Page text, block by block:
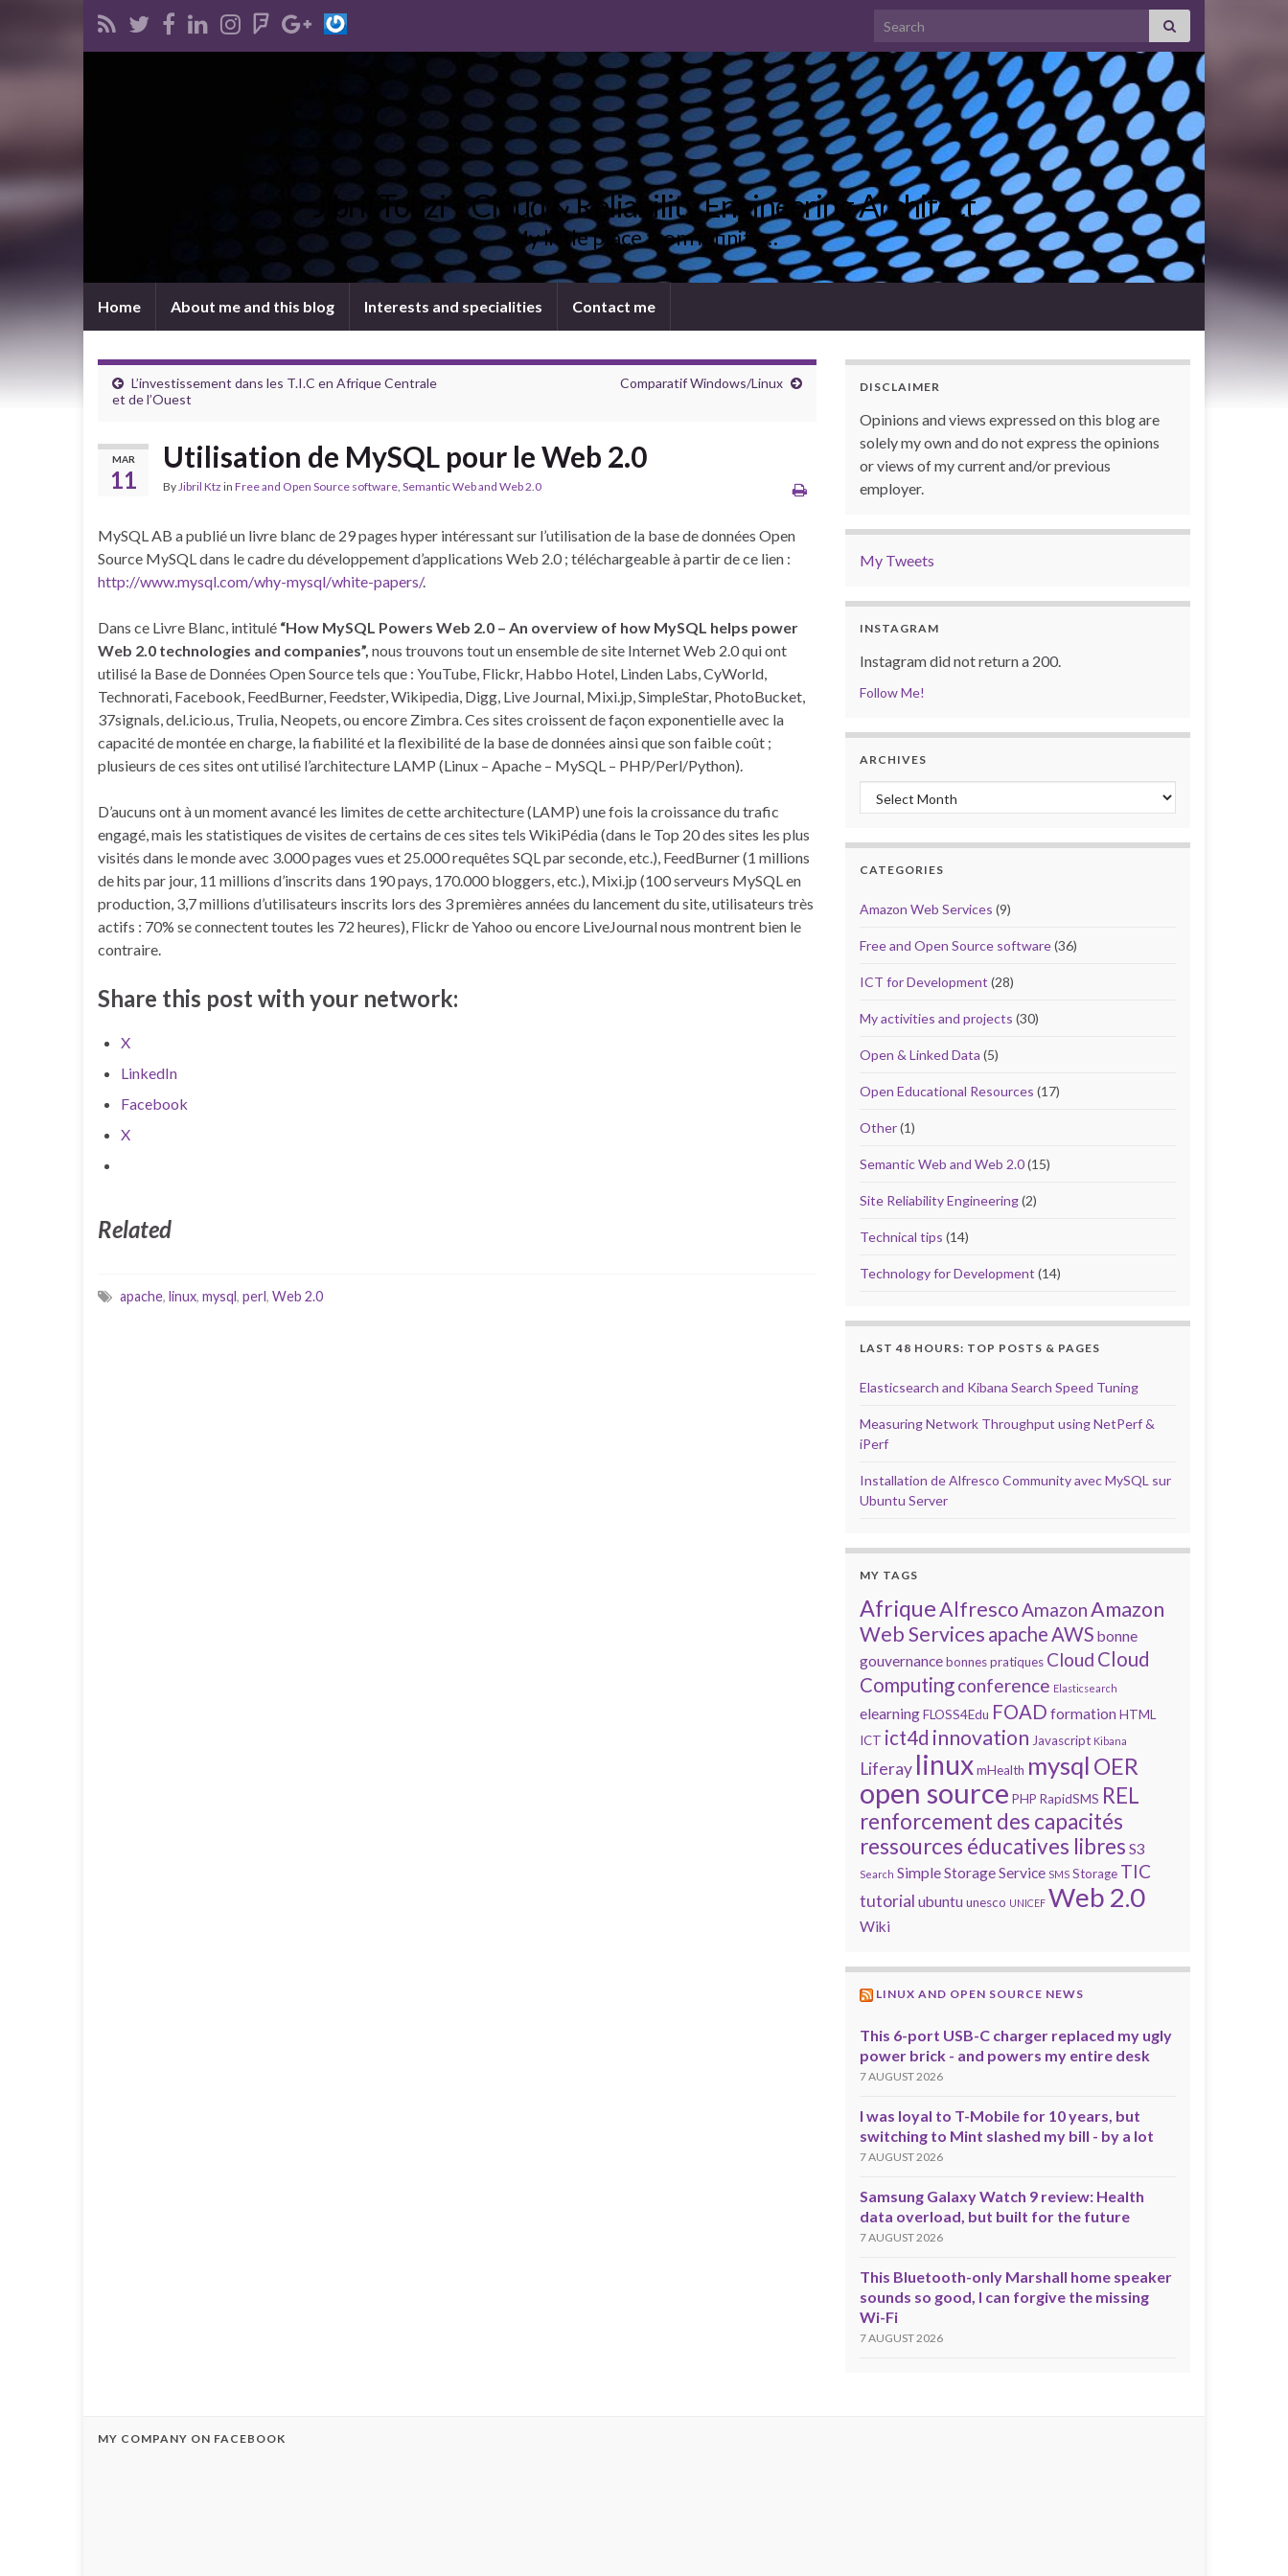
Search for:
Jibril Touzi – Cloud & Reliability Engineering Architect
My little place from infinity…
Home About me and this blog Interests and specialities Contact me
L’investissement dans les T.I.C en Afrique Centrale
et de l’Ouest
Comparatif Windows/Linux
MAR
11
Utilisation de MySQL pour le Web 2.0
ByJibril Ktz in Free and Open Source software, Semantic Web and Web 2.0
MySQL AB a publié un livre blanc de 29 pages hyper intéressant sur l’utilisation de la base de données Open
Source MySQL dans le cadre du développement d’applications Web 2.0 ; téléchargeable à partir de ce lien :
http://www.mysql.com/why-mysql/white-papers/.
Dans ce Livre Blanc, intitulé “How MySQL Powers Web 2.0 – An overview of how MySQL helps power
Web 2.0 technologies and companies”, nous trouvons tout un ensemble de site Internet Web 2.0 qui ont
utilisé la Base de Données Open Source tels que : YouTube, Flickr, Habbo Hotel, Linden Labs, CyWorld,
Technorati, Facebook, FeedBurner, Feedster, Wikipedia, Digg, Live Journal, Mixi.jp, SimpleStar, PhotoBucket,
37signals, del.icio.us, Trulia, Neopets, ou encore Zimbra. Ces sites croissent de façon exponentielle avec la
capacité de montée en charge, la fiabilité et la flexibilité de la base de données ainsi que son faible coût ;
plusieurs de ces sites ont utilisé l’architecture LAMP (Linux – Apache – MySQL – PHP/Perl/Python).
D’aucuns ont à un moment avancé les limites de cette architecture (LAMP) une fois la croissance du trafic
engagé, mais les statistiques de visites de certains de ces sites tels WikiPédia (dans le Top 20 des sites les plus
visités dans le monde avec 3.000 pages vues et 25.000 requêtes SQL par seconde, etc.), FeedBurner (1 millions
de hits par jour, 11 millions d’inscrits dans 190 pays, 170.000 bloggers, etc.), Mixi.jp (100 serveurs MySQL en
production, 3,7 millions d’utilisateurs inscrits lors des 3 premières années du lancement du site, utilisateurs très
actifs : 70% se connectent toutes les 72 heures), Flickr de Yahoo ou encore LiveJournal nous montrent bien le
contraire.
Share this post with your network:
X
LinkedIn
Facebook
X
Related
apache, linux, mysql, perl, Web 2.0
DISCLAIMER
Opinions and views expressed on this blog are
solely my own and do not express the opinions
or views of my current and/or previous
employer.
My Tweets
INSTAGRAM
Instagram did not return a 200.
Follow Me!
ARCHIVES
Archives
CATEGORIES
Amazon Web Services (9)
Free and Open Source software(36)
ICT for Development (28)
My activities and projects (30)
Open & Linked Data (5)
Open Educational Resources (17)
Other(1)
Semantic Web and Web 2.0(15)
Site Reliability Engineering(2)
Technical tips (14)
Technology for Development (14)
LAST 48 HOURS: TOP POSTS & PAGES
Elasticsearch and Kibana Search Speed Tuning
Measuring Network Throughput using NetPerf &
iPerf
Installation de Alfresco Community avec MySQL sur
Ubuntu Server
MY TAGS
AfriqueAlfrescoAmazonAmazon
Web Services apacheAWS bonne
gouvernancebonnes pratiques Cloud Cloud
Computingconference Elasticsearch
elearningFLOSS4Edu FOAD formationHTML
ICT ict4d innovation Javascript Kibana
Liferay linuxmHealth mysql OER
open source PHP RapidSMS REL
renforcement des capacités
ressources éducatives libres S3
Search Simple Storage Service SMS Storage TIC
tutorial ubuntuunesco UNICEF Web 2.0
Wiki
LINUX AND OPEN SOURCE NEWS
This 6-port USB-C charger replaced my ugly
power brick - and powers my entire desk
7 AUGUST 2026
I was loyal to T-Mobile for 10 years, but
switching to Mint slashed my bill - by a lot
7 AUGUST 2026
Samsung Galaxy Watch 9 review: Health
data overload, but built for the future
7 AUGUST 2026
This Bluetooth-only Marshall home speaker
sounds so good, I can forgive the missing
Wi-Fi
7 AUGUST 2026
MY COMPANY ON FACEBOOK